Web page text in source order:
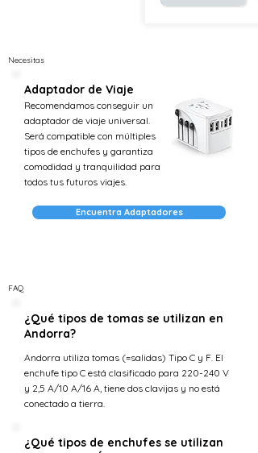
Necesitas
Adaptador de Viaje
Recomendamos conseguir un
adaptador de viaje universal.
Será compatible con múltiples
tipos de enchufes y garantiza
comodidad y tranquilidad para
todos tus futuros viajes.
Encuentra Adaptadores
FAQ
¿Qué tipos de tomas se utilizan en
Andorra?
Andorra utiliza tomas (=salidas) Tipo C y F. El
enchufe tipo C está clasificado para 220-240 V
y 2,5 A/10 A/16 A, tiene dos clavijas y no está
conectado a tierra.
¿Qué tipos de enchufes se utilizan